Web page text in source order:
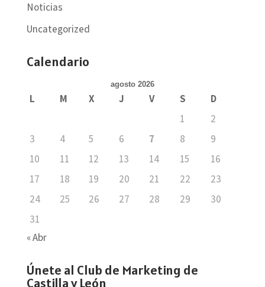
Noticias
Uncategorized
Calendario
agosto 2026
L M X J V S
D
1
2
3
4 5 6 7 8
9
10
11 12 13 14 15
16
17
18 19 20 21 22
23
24
25 26 27 28 29
30
31
« Abr
Únete al Club de Marketing de
Castilla y León